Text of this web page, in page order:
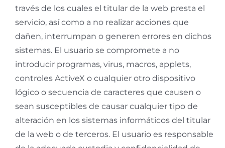
través de los cuales el titular de la web presta el
servicio, así como a no realizar acciones que
dañen, interrumpan o generen errores en dichos
sistemas. El usuario se compromete a no
introducir programas, virus, macros, applets,
controles ActiveX o cualquier otro dispositivo
lógico o secuencia de caracteres que causen o
sean susceptibles de causar cualquier tipo de
alteración en los sistemas informáticos del titular
de la web o de terceros. El usuario es responsable